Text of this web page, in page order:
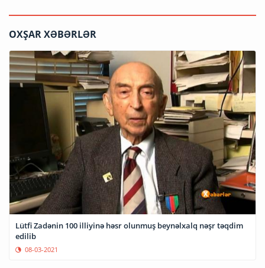
OXŞAR XƏBƏRLƏR
Lütfi Zadənin 100 illiyinə həsr olunmuş beynəlxalq nəşr təqdim
edilib
08-03-2021